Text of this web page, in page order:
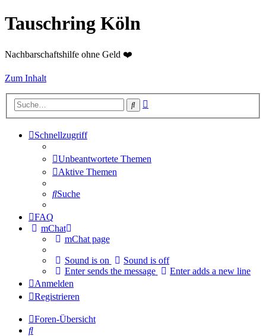
Tauschring Köln
Nachbarschaftshilfe ohne Geld ❤️
Zum Inhalt
Suche
Schnellzugriff
Unbeantwortete Themen
Aktive Themen
Suche
FAQ
mChat
mChat page
Sound is on
Sound is off
Enter sends the message
Enter adds a new line
Anmelden
Registrieren
Foren-Übersicht
Suche